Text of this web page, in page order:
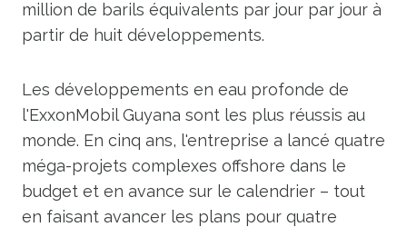
million de barils équivalents par jour par jour à
partir de huit développements.
Les développements en eau profonde de
l'ExxonMobil Guyana sont les plus réussis au
monde. En cinq ans, l'entreprise a lancé quatre
méga-projets complexes offshore dans le
budget et en avance sur le calendrier – tout
en faisant avancer les plans pour quatre